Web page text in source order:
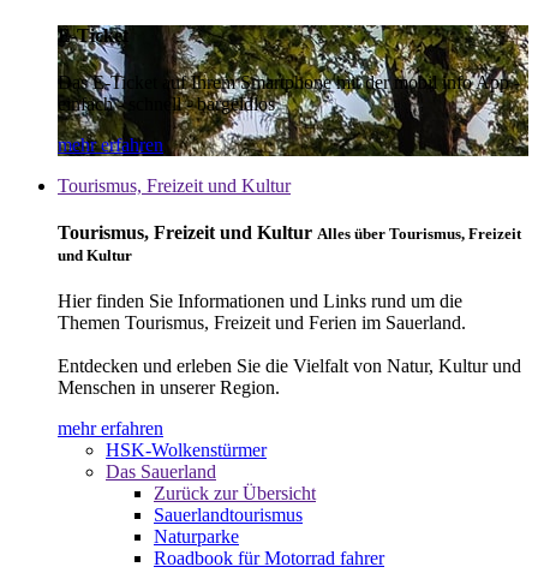
E-Ticket
Das E-Ticket auf Ihrem Smartphone mit der mobil info App -
einfach - schnell - bargeldlos
mehr erfahren
Tourismus, Freizeit und Kultur
Tourismus, Freizeit und Kultur Alles über Tourismus, Freizeit
und Kultur
Hier finden Sie Informationen und Links rund um die
Themen Tourismus, Freizeit und Ferien im Sauerland.
Entdecken und erleben Sie die Vielfalt von Natur, Kultur und
Menschen in unserer Region.
mehr erfahren
HSK-Wolkenstürmer
Das Sauerland
Zurück zur Übersicht
Sauerlandtourismus
Naturparke
Roadbook für Motorrad fahrer